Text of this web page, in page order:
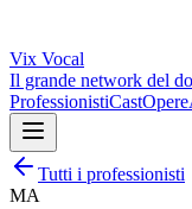
Vix Vocal
Il grande network del
ProfessionistiCastOpere
Tutti i professionisti
MA